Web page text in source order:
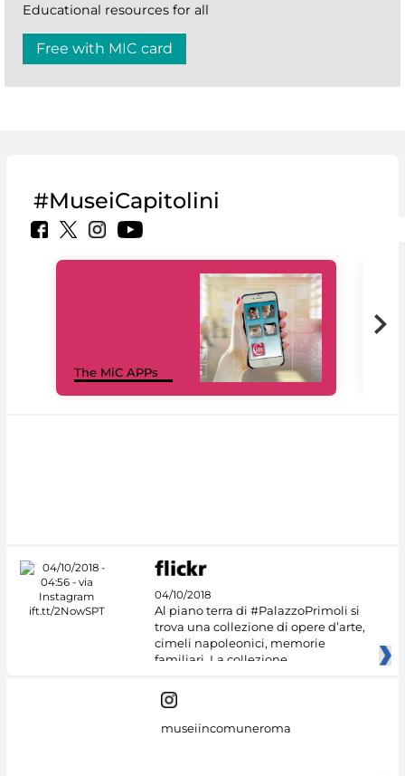
Educational resources for all
Free with MIC card
#MuseiCapitolini
The MiC APPs
04/10/2018
Al piano terra di #PalazzoPrimoli si
trova una collezione di opere d’arte,
cimeli napoleonici, memorie
familiari. La collezione
museiincomuneroma